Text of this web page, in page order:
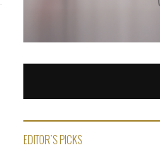
EDITOR'S PICKS